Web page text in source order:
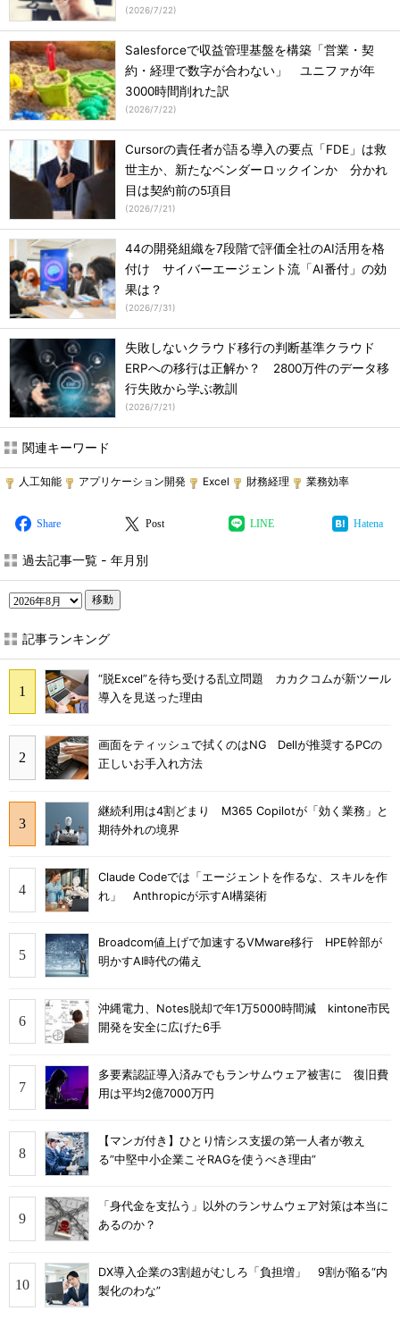
(2026/7/22)
Salesforceで収益管理基盤を構築「営業・契
約・経理で数字が合わない」 ユニファが年
3000時間削れた訳
(2026/7/22)
Cursorの責任者が語る導入の要点「FDE」は救
世主か、新たなベンダーロックインか 分かれ
目は契約前の5項目
(2026/7/21)
44の開発組織を7段階で評価全社のAI活用を格
付け サイバーエージェント流「AI番付」の効
果は？
(2026/7/31)
失敗しないクラウド移行の判断基準クラウド
ERPへの移行は正解か？ 2800万件のデータ移
行失敗から学ぶ教訓
(2026/7/21)
関連キーワード
人工知能 アプリケーション開発 Excel 財務経理 業務効率
Share Post LINE Hatena
過去記事一覧 - 年月別
移動
記事ランキング
“脱Excel”を待ち受ける乱立問題 カカクコムが新ツール
導入を見送った理由
画面をティッシュで拭くのはNG Dellが推奨するPCの
正しいお手入れ方法
継続利用は4割どまり M365 Copilotが「効く業務」と
期待外れの境界
Claude Codeでは「エージェントを作るな、スキルを作
れ」 Anthropicが示すAI構築術
Broadcom値上げで加速するVMware移行 HPE幹部が
明かすAI時代の備え
沖縄電力、Notes脱却で年1万5000時間減 kintone市民
開発を安全に広げた6手
多要素認証導入済みでもランサムウェア被害に 復旧費
用は平均2億7000万円
【マンガ付き】ひとり情シス支援の第一人者が教え
る”中堅中小企業こそRAGを使うべき理由”
「身代金を支払う」以外のランサムウェア対策は本当に
あるのか？
DX導入企業の3割超がむしろ「負担増」 9割が陥る“内
製化のわな”